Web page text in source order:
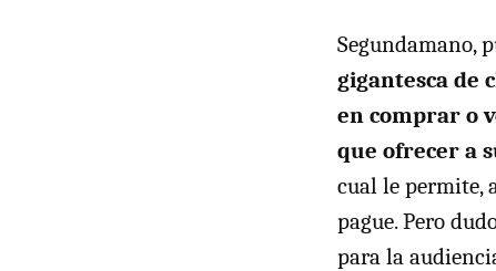
Segundamano,
gigantesca de
en comprar o
que ofrecer a
cual le permite,
pague. Pero
para la